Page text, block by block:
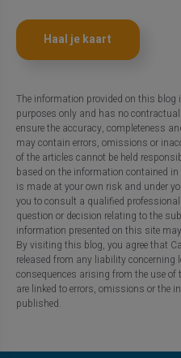
Haal je kaart
The information provided on this
purposes only and has no
ensure the accuracy, completeness
may contain errors, omissions or
of the articles cannot be held
based on the information contained
is made at your own risk and under
you to consult a qualified
question or decision relating to the
information presented on this site
By visiting this blog, you agree that
released from any liability
consequences arising from the use
are linked to errors, omissions or the
published.